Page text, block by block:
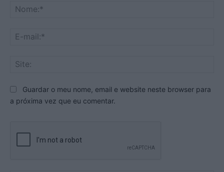
Guardar o meu nome, email e website neste browser para
a próxima vez que eu comentar.